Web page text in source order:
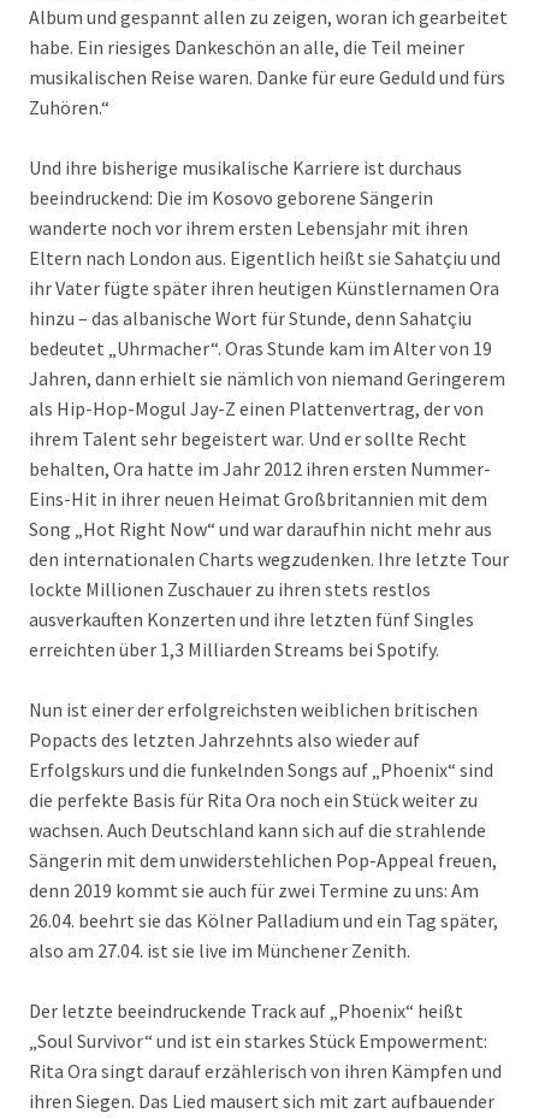
Album und gespannt allen zu zeigen, woran ich gearbeitet
habe. Ein riesiges Dankeschön an alle, die Teil meiner
musikalischen Reise waren. Danke für eure Geduld und fürs
Zuhören.“
Und ihre bisherige musikalische Karriere ist durchaus
beeindruckend: Die im Kosovo geborene Sängerin
wanderte noch vor ihrem ersten Lebensjahr mit ihren
Eltern nach London aus. Eigentlich heißt sie Sahatçiu und
ihr Vater fügte später ihren heutigen Künstlernamen Ora
hinzu – das albanische Wort für Stunde, denn Sahatçiu
bedeutet „Uhrmacher“. Oras Stunde kam im Alter von 19
Jahren, dann erhielt sie nämlich von niemand Geringerem
als Hip-Hop-Mogul Jay-Z einen Plattenvertrag, der von
ihrem Talent sehr begeistert war. Und er sollte Recht
behalten, Ora hatte im Jahr 2012 ihren ersten Nummer-
Eins-Hit in ihrer neuen Heimat Großbritannien mit dem
Song „Hot Right Now“ und war daraufhin nicht mehr aus
den internationalen Charts wegzudenken. Ihre letzte Tour
lockte Millionen Zuschauer zu ihren stets restlos
ausverkauften Konzerten und ihre letzten fünf Singles
erreichten über 1,3 Milliarden Streams bei Spotify.
Nun ist einer der erfolgreichsten weiblichen britischen
Popacts des letzten Jahrzehnts also wieder auf
Erfolgskurs und die funkelnden Songs auf „Phoenix“ sind
die perfekte Basis für Rita Ora noch ein Stück weiter zu
wachsen. Auch Deutschland kann sich auf die strahlende
Sängerin mit dem unwiderstehlichen Pop-Appeal freuen,
denn 2019 kommt sie auch für zwei Termine zu uns: Am
26.04. beehrt sie das Kölner Palladium und ein Tag später,
also am 27.04. ist sie live im Münchener Zenith.
Der letzte beeindruckende Track auf „Phoenix“ heißt
„Soul Survivor“ und ist ein starkes Stück Empowerment:
Rita Ora singt darauf erzählerisch von ihren Kämpfen und
ihren Siegen. Das Lied mausert sich mit zart aufbauender